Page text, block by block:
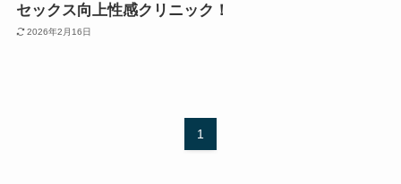
セックス向上性感クリニック！
2026年2月16日
1